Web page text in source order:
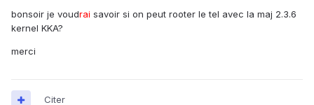
bonsoir je voudrai savoir si on peut rooter le tel avec la maj 2.3.6
kernel KKA?
merci
Citer